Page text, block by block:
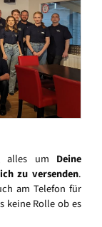
alles um Deine
zu versenden.
am Telefon für
keine Rolle ob es